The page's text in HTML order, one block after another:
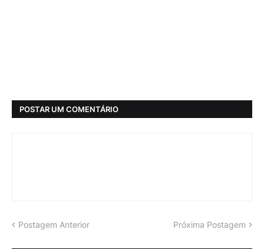
POSTAR UM COMENTÁRIO
Postagem Anterior Próxima Postagem